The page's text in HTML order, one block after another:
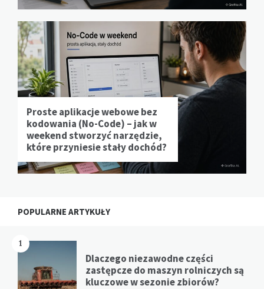
Proste aplikacje webowe bez
kodowania (No-Code) – jak w
weekend stworzyć narzędzie,
które przyniesie stały dochód?
POPULARNE ARTYKUŁY
1
Dlaczego niezawodne części
zastępcze do maszyn rolniczych są
kluczowe w sezonie zbiorów?